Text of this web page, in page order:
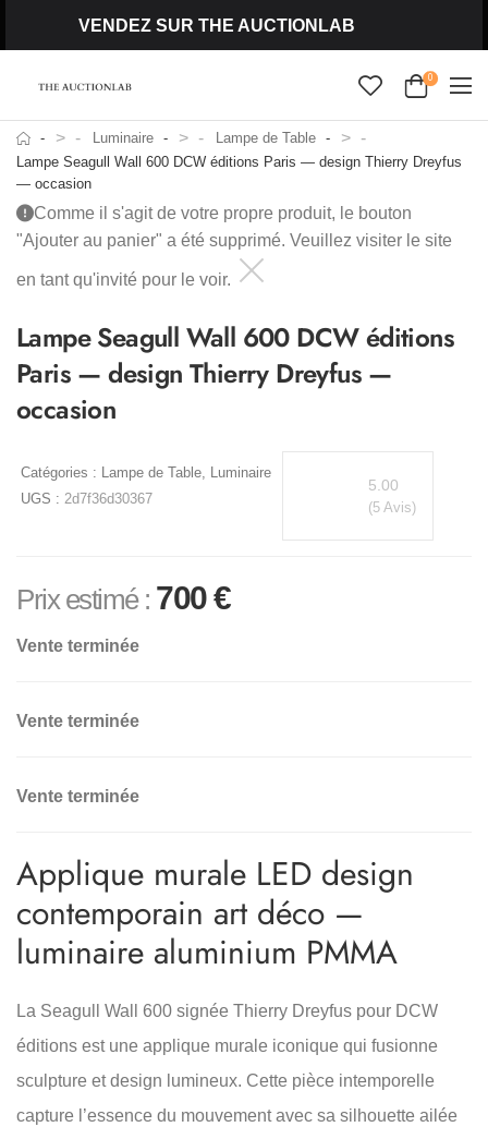
VENDEZ SUR THE AUCTIONLAB
0
> Luminaire > Lampe de Table >
Lampe Seagull Wall 600 DCW éditions Paris — design Thierry Dreyfus
— occasion
Comme il s'agit de votre propre produit, le bouton
"Ajouter au panier" a été supprimé. Veuillez visiter le site
en tant qu'invité pour le voir.
Lampe Seagull Wall 600 DCW éditions
Paris — design Thierry Dreyfus —
occasion
Catégories : Lampe de Table, Luminaire
UGS : 2d7f36d30367
5.00
(5 Avis)
Prix estimé : 700€
Vente terminée
Vente terminée
Vente terminée
Applique murale LED design
contemporain art déco —
luminaire aluminium PMMA
La Seagull Wall 600 signée Thierry Dreyfus pour DCW
éditions est une applique murale iconique qui fusionne
sculpture et design lumineux. Cette pièce intemporelle
capture l’essence du mouvement avec sa silhouette ailée